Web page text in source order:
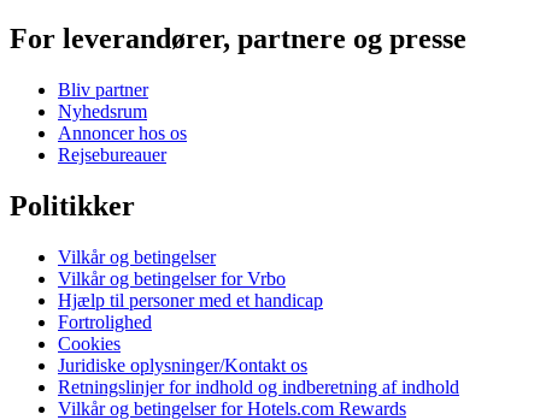
For leverandører, partnere og presse
Bliv partner
Nyhedsrum
Annoncer hos os
Rejsebureauer
Politikker
Vilkår og betingelser
Vilkår og betingelser for Vrbo
Hjælp til personer med et handicap
Fortrolighed
Cookies
Juridiske oplysninger/Kontakt os
Retningslinjer for indhold og indberetning af indhold
Vilkår og betingelser for Hotels.com Rewards